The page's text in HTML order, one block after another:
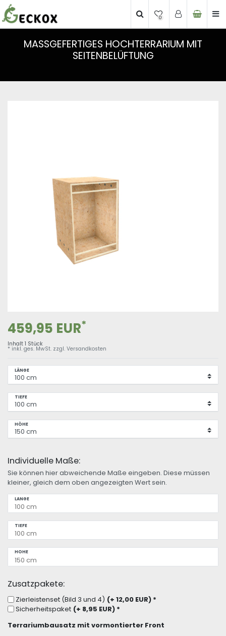
0
MASSGEFERTIGES HOCHTERRARIUM MIT S
EITENBELÜFTUNG
459,95 EUR*
Inhalt 1 Stück
* inkl. ges. MwSt. zzgl. Versandkosten
LÄNGE
TIEFE
HÖHE
Individuelle Maße:
Sie können hier abweichende Maße eingeben. Diese müssen
kleiner, gleich dem oben angezeigten Wert sein.
LÄNGE
TIEFE
HÖHE
Zusatzpakete:
Zierleistenset (Bild 3 und 4) (+ 12,00 EUR)*
Sicherheitspaket (+ 8,95 EUR)*
Terrariumbausatz mit vormontierter Front